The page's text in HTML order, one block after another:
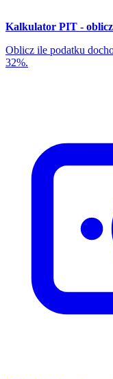
Kalkulator PIT -
Oblicz ile podatku
32%.